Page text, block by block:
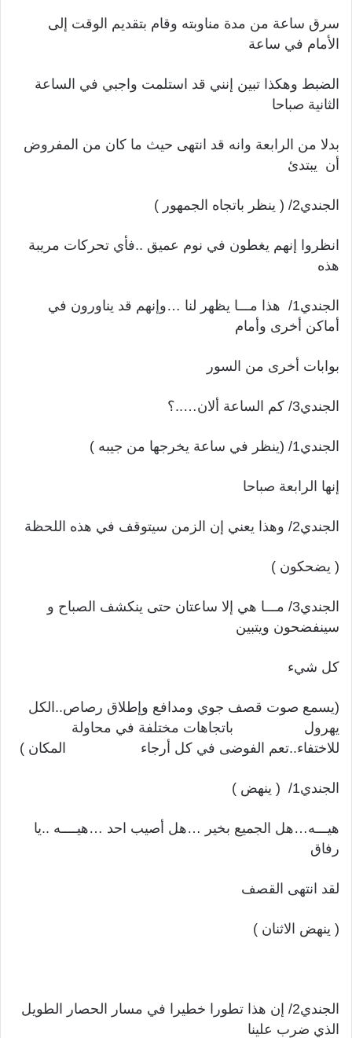
سرق ساعة من مدة مناوبته وقام بتقديم الوقت إلى
الأمام في ساعة
الضبط وهكذا تبين إنني قد استلمت واجبي في الساعة
الثانية صباحا
بدلا من الرابعة وانه قد انتهى حيث ما كان من المفروض
أن يبتدئ
الجندي2/ ( ينظر باتجاه الجمهور )
انظروا إنهم يغطون في نوم عميق ..فأي تحركات مريبة
هذه
الجندي1/ هذا مـــا يظهر لنا …وإنهم قد يناورون في
أماكن أخرى وأمام
بوابات أخرى من السور
الجندي3/ كم الساعة ألان…..؟
الجندي1/ (ينظر في ساعة يخرجها من جيبه )
إنها الرابعة صباحا
الجندي2/ وهذا يعني إن الزمن سيتوقف في هذه اللحظة
( يضحكون )
الجندي3/ مـــا هي إلا ساعتان حتى ينكشف الصباح و
سينفضحون ويتبين
كل شيء
(يسمع صوت قصف جوي ومدافع وإطلاق رصاص..الكل
يهرول باتجاهات مختلفة في محاولة
للاختفاء..تعم الفوضى في كل أرجاء المكان )
الجندي1/ ( ينهض )
هيـــه…هل الجميع بخير …هل أصيب احد …هيــــه ..يا
رفاق
لقد انتهى القصف
( ينهض الاثنان )
الجندي2/ إن هذا تطورا خطيرا في مسار الحصار الطويل
الذي ضرب علينا